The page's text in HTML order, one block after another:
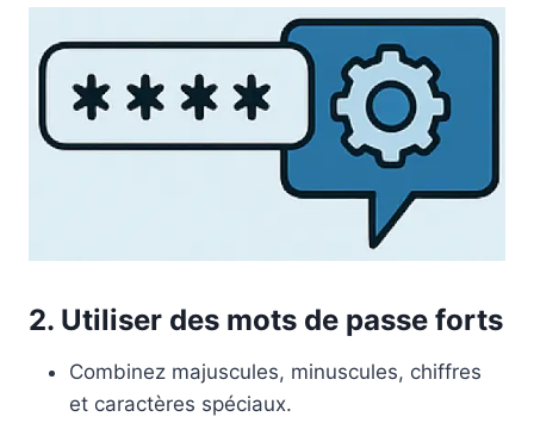
2. Utiliser des mots de passe forts
Combinez majuscules, minuscules, chiffres
et caractères spéciaux.